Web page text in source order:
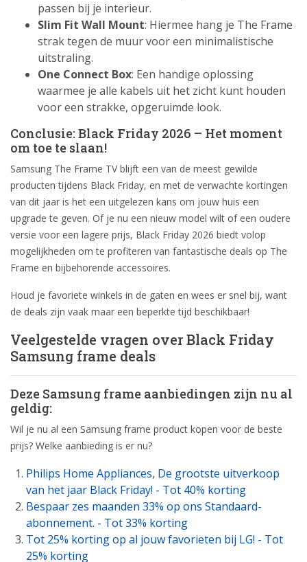
passen bij je interieur.
Slim Fit Wall Mount: Hiermee hang je The Frame
strak tegen de muur voor een minimalistische
uitstraling.
One Connect Box: Een handige oplossing
waarmee je alle kabels uit het zicht kunt houden
voor een strakke, opgeruimde look.
Conclusie: Black Friday 2026 – Het moment
om toe te slaan!
Samsung The Frame TV blijft een van de meest gewilde
producten tijdens Black Friday, en met de verwachte kortingen
van dit jaar is het een uitgelezen kans om jouw huis een
upgrade te geven. Of je nu een nieuw model wilt of een oudere
versie voor een lagere prijs, Black Friday 2026 biedt volop
mogelijkheden om te profiteren van fantastische deals op The
Frame en bijbehorende accessoires.
Houd je favoriete winkels in de gaten en wees er snel bij, want
de deals zijn vaak maar een beperkte tijd beschikbaar!
Veelgestelde vragen over Black Friday
Samsung frame deals
Deze Samsung frame aanbiedingen zijn nu al
geldig:
Wil je nu al een Samsung frame product kopen voor de beste
prijs? Welke aanbieding is er nu?
Philips Home Appliances, De grootste uitverkoop
van het jaar Black Friday! - Tot 40% korting
Bespaar zes maanden 33% op ons Standaard-
abonnement. - Tot 33% korting
Tot 25% korting op al jouw favorieten bij LG! - Tot
25% korting